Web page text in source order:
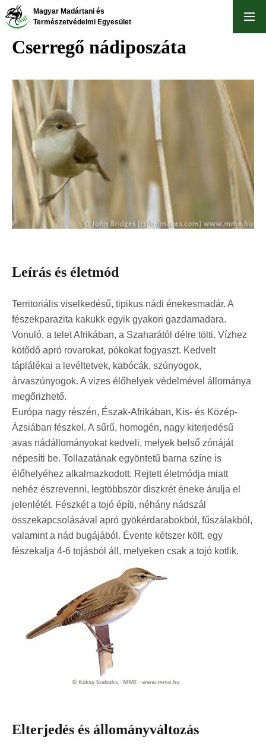
Ugrás
Magyar Madártani és
Természetvédelmi Egyesület
Cserregő nádiposzáta
Leírás és életmód
Territoriális viselkedésű, tipikus nádi énekesmadár. A
fészekparazita kakukk egyik gyakori gazdamadara.
Vonuló, a telet Afrikában, a Szaharától délre tölti. Vízhez
kötődő apró rovarokat, pókokat fogyaszt. Kedvelt
táplálékai a levéltetvek, kabócák, szúnyogok,
árvaszúnyogok. A vizes élőhelyek védelmével állománya
megőrizhető.
Európa nagy részén, Észak-Afrikában, Kis- és Közép-
Ázsiában fészkel. A sűrű, homogén, nagy kiterjedésű
avas nádállományokat kedveli, melyek belső zónáját
népesíti be. Tollazatának egyöntetű barna színe is
élőhelyéhez alkalmazkodott. Rejtett életmódja miatt
nehéz észrevenni, legtöbbször diszkrét éneke árulja el
jelenlétét. Fészkét a tojó építi, néhány nádszál
összekapcsolásával apró gyökérdarabokból, fűszálakból,
valamint a nád bugájából. Évente kétszer költ, egy
fészekalja 4-6 tojásból áll, melyeken csak a tojó kotlik.
Elterjedés és állományváltozás